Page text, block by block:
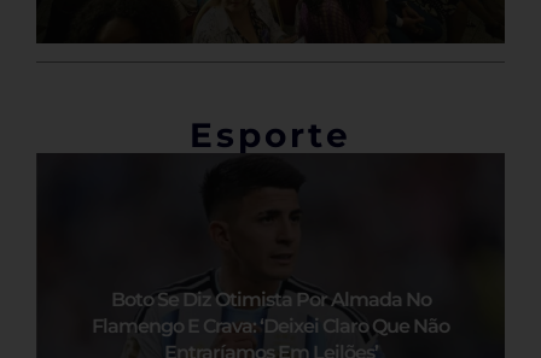
Esporte
Boto Se Diz Otimista Por Almada No
Flamengo E Crava: ‘Deixei Claro Que Não
Entraríamos Em Leilões’